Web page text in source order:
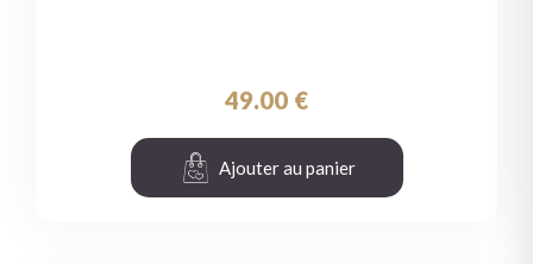
49.00 €
Ajouter au panier